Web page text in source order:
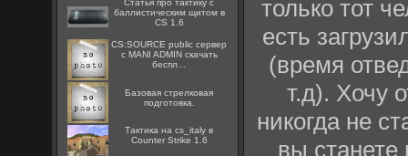
Статья про тактику с
баллистическим щитом в
CS 1.6
CS:SOURCE public сервер
с MANI ADMIN скачать
беспл...
Базовая стрелковая
подготовка.
Тактика на cs_italy в
Counter Strike 1.6
только тот
есть
(время
т.д). Хочу
никогда не
вы станете